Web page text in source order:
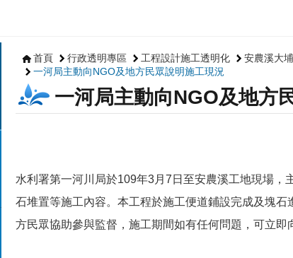
首頁 行政透明專區 工程設計施工透明化
安農溪大
一河局主動向NGO及地方民眾說明施工現況
一河局主動向NGO及地方
水利署第一河川局於109年3月7日至安農溪工地現場
石堆置等施工內容。本工程於施工便道鋪設完成及塊
方民眾協助參與監督，施工期間如有任何問題，可立即